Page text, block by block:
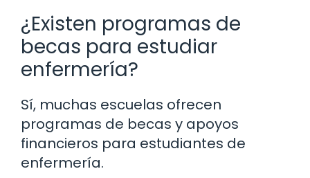
¿Existen programas de
becas para estudiar
enfermería?
Sí, muchas escuelas ofrecen
programas de becas y apoyos
financieros para estudiantes de
enfermería.